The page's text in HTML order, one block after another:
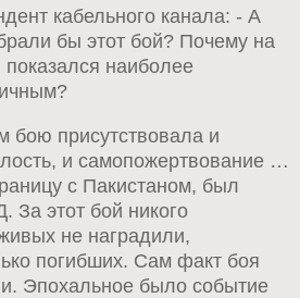
кабельного канала: - А
бы этот бой? Почему на
наиболее
бою присутствовала и
и самопожертвование …
с Пакистаном, был
За этот бой никого
не наградили,
погибших. Сам факт боя
Эпохальное было событие